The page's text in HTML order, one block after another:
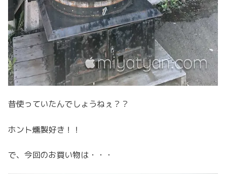
昔使っていたんでしょうねぇ？？
ホント燻製好き！！
で、今回のお買い物は・・・